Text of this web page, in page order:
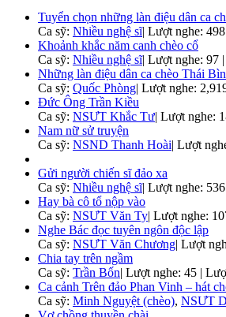
Tuyển chọn những làn điệu dân ca
Ca sỹ: Nhiều nghệ sĩ| Lượt nghe:
Khoảnh khắc năm canh chèo cổ
Ca sỹ: Nhiều nghệ sĩ| Lượt nghe: 97
Những làn điệu dân ca chèo Thái
Ca sỹ: Quốc Phòng| Lượt nghe:
Đức Ông Trần Kiều
Ca sỹ: NSƯT Khắc Tư| Lượt nghe:
Nam nữ sử truyện
Ca sỹ: NSND Thanh Hoài| Lượt
Gửi người chiến sĩ đảo xa
Ca sỹ: Nhiều nghệ sĩ| Lượt nghe:
Hay bà cô tổ nộp vào
Ca sỹ: NSƯT Văn Ty| Lượt nghe:
Nghe Bác đọc tuyên ngôn độc lập
Ca sỹ: NSƯT Văn Chương| Lượt
Chia tay trên ngầm
Ca sỹ: Trần Bốn| Lượt nghe: 45 |
Ca cảnh Trên đảo Phan Vinh – hát
Ca sỹ: Minh Nguyệt (chèo), NSƯT